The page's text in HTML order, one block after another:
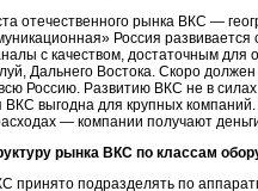
отечественного рынка ВКС —
Россия развивается
с качеством, достаточным
Дальнего Востока. Скоро
всю Россию. Развитию ВКС не в
выгодна для крупных
— компании получают
рынка ВКС по классам
принято подразделять по